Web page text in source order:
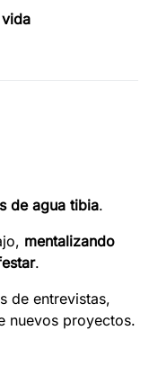
de agua tibia.
mentalizando
.
de entrevistas,
nuevos proyectos.